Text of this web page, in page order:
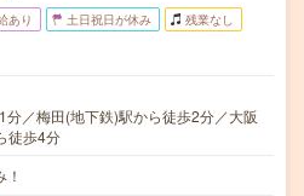
あり 土日祝日が休み 残業なし
分／梅田(地下鉄)駅から徒歩2分／大阪
徒歩4分